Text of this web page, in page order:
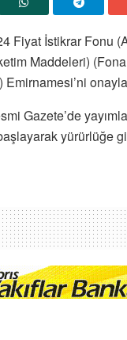
Fiyat İstikrar Fonu
Maddeleri) (Fona
Gazete’de
yürürlüğe